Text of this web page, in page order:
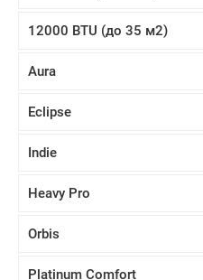
12000 BTU (до 35 м2)
Aura
Eclipse
Indie
Heavy Pro
Orbis
Platinum Comfort